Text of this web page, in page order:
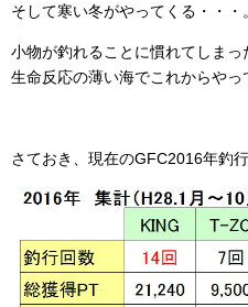
そして寒い冬がやってくる・・・。
小物が釣れることに慣れてしまっ
生命反応の薄い海でこれからやっ
さておき、現在のGFC2016年釣